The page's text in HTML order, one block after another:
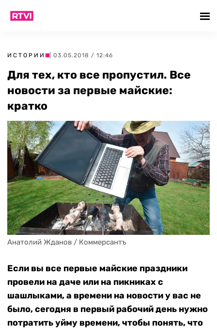
ИСТОРИИ | 03.05.2018 / 12:46
Для тех, кто все пропустил. Все
новости за первые майские:
кратко
Анатолий Жданов / Коммерсантъ
Если вы все первые майские праздники
провели на даче или на пикниках с
шашлыками, а времени на новости у вас не
было, сегодня в первый рабочий день нужно
потратить уйму времени, чтобы понять, что